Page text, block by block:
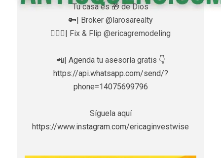
Tu casa es 🎁 de Dios
🔑| Broker @larosarealty
👷🏼‍♀️| Fix & Flip @ericagremodeling
📲| Agenda tu asesoría gratis 👇
https://api.whatsapp.com/send/?
phone=14075699796
Síguela aquí
https://www.instagram.com/ericaginvestwise